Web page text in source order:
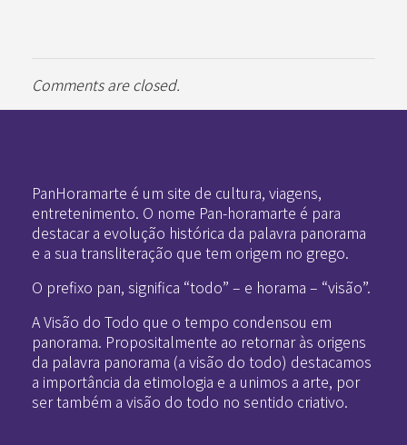
Comments are closed.
PanHoramarte é um site de cultura, viagens,
entretenimento. O nome Pan-horamarte é para
destacar a evolução histórica da palavra panorama
e a sua transliteração que tem origem no grego.
O prefixo pan, significa “todo” – e horama – “visão”.
A Visão do Todo que o tempo condensou em
panorama. Propositalmente ao retornar às origens
da palavra panorama (a visão do todo) destacamos
a importância da etimologia e a unimos a arte, por
ser também a visão do todo no sentido criativo.